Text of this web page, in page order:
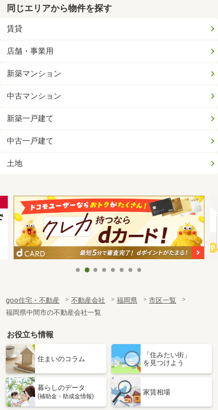
同じエリアから物件を探す
賃貸
店舗・事業用
新築マンション
中古マンション
新築一戸建て
中古一戸建て
土地
goo住宅・不動産 不動産会社 福岡県
市区一覧
福岡県中間市の不動産会社一覧
お役立ち情報
住まいのコラム
「住みたい街」
を見つけよう
暮らしのデータ
(補助金・助成金情報)
家賃相場